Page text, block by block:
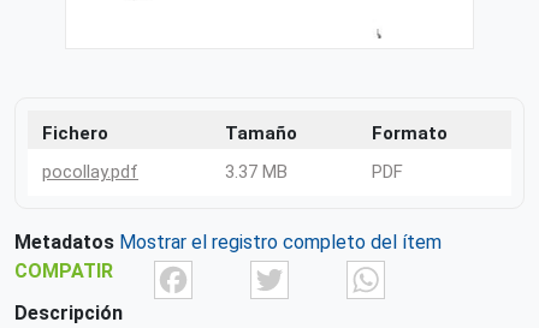
Fichero Tamaño
Formato
pocollay.pdf
3.37 MB PDF
Metadatos Mostrar el registro completo del ítem
COMPATIR
FacebookTwitter
Descripción